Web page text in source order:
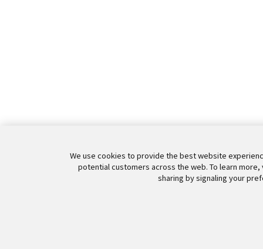
We use cookies to provide the best website
potential customers across the web. To learn
sharing by signaling your